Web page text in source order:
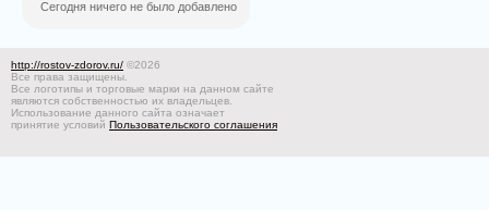
Сегодня ничего не было добавлено
http://rostov-zdorov.ru/ ©2026
Все права защищены.
Все логотипы и торговые марки на данном сайте
являются собственностью их владельцев.
Использование данного сайта означает
принятие условий Пользовательского соглашения